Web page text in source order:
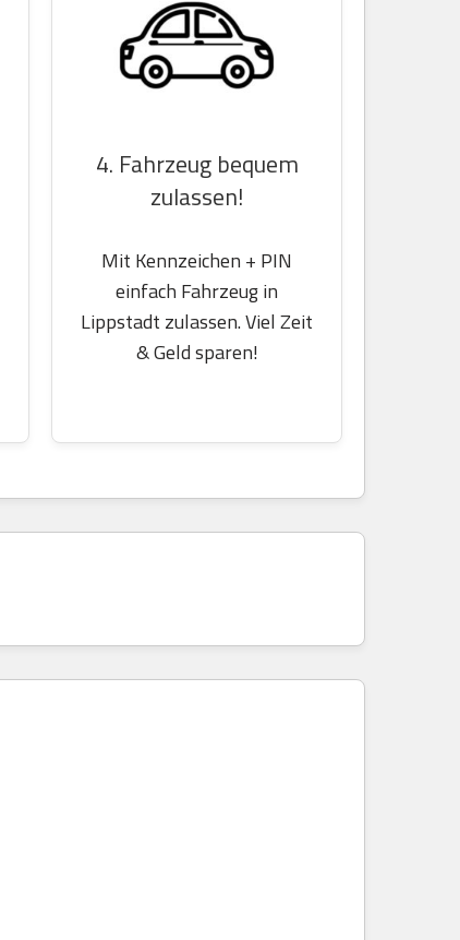
4. Fahrzeug bequem
zulassen!
Mit Kennzeichen + PIN
einfach Fahrzeug in
Lippstadt zulassen. Viel Zeit
& Geld sparen!